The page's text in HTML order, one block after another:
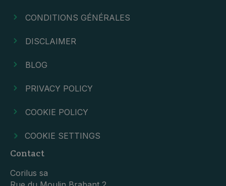
CONDITIONS GÉNÉRALES
DISCLAIMER
BLOG
PRIVACY POLICY
COOKIE POLICY
COOKIE SETTINGS
Contact
Corilus sa